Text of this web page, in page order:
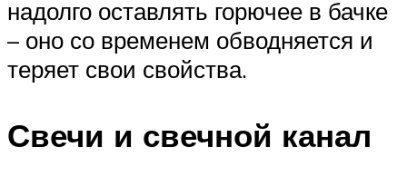
надолго оставлять горючее в бачке
– оно со временем обводняется и
теряет свои свойства.
Свечи и свечной канал